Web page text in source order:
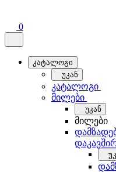
0
კატალოგი
უკან
კატალოგი
მილები
უკან
მილები